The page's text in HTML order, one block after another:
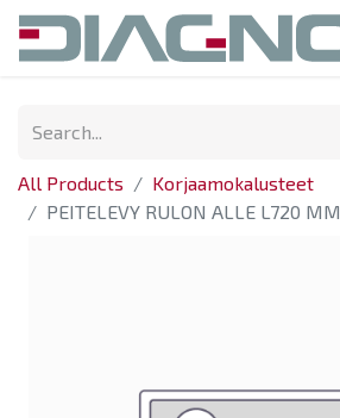
All Products
Korjaamokalusteet
PEITELEVY RULON ALLE L720 MM